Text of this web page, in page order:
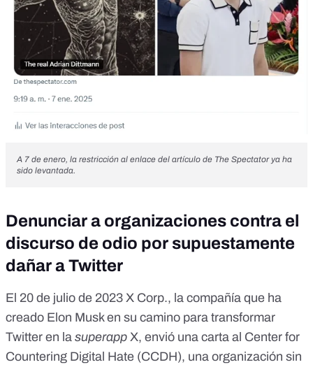
A 7 de enero, la restricción al enlace del artículo de The Spectator ya ha
sido levantada.
Denunciar a organizaciones contra el
discurso de odio por supuestamente
dañar a Twitter
El 20 de julio de 2023 X Corp., la compañía que ha
creado Elon Musk en su camino para transformar
Twitter en la superapp X, envió una carta al Center for
Countering Digital Hate (CCDH), una organización sin